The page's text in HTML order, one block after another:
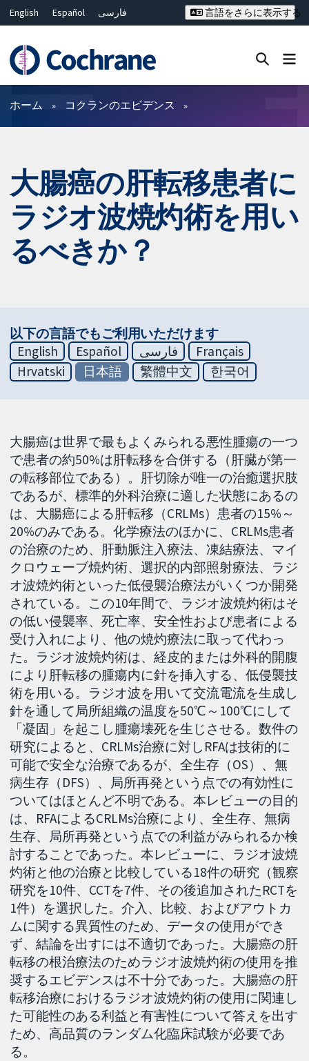
English Español
فارسی
Deutsch
Bahasa Malaysia
ไทย
繁體中文
简体中文
言語をさらに表示する
フィルター
ホーム コクランのエビデンス
大腸癌の肝転移患者に
ラジオ波焼灼術を用い
るべきか？
以下の言語でもご利用いただけます
English
Español فارسی
Français
Hrvatski
日本語 繁體中文 한국어
大腸癌は世界で最もよくみられる悪性腫瘍の一つ
で患者の約50%は肝転移を合併する（肝臓が第一
の転移部位である）。肝切除が唯一の治癒選択肢
であるが、標準的外科治療に適した状態にあるの
は、大腸癌による肝転移（CRLMs）患者の15%～
20%のみである。化学療法のほかに、CRLMs患者
の治療のため、肝動脈注入療法、凍結療法、マイ
クロウェーブ焼灼術、選択的内部照射療法、ラジ
オ波焼灼術といった低侵襲治療法がいくつか開発
されている。この10年間で、ラジオ波焼灼術はそ
の低い侵襲率、死亡率、安全性および患者による
受け入れにより、他の焼灼療法に取って代わっ
た。ラジオ波焼灼術は、経皮的または外科的開腹
により肝転移の腫瘍内に針を挿入する、低侵襲技
術を用いる。ラジオ波を用いて交流電流を生成し
針を通して局所組織の温度を50℃～100℃にして
「凝固」を起こし腫瘍壊死を生じさせる。数件の
研究によると、CRLMs治療に対しRFAは技術的に
可能で安全な治療であるが、全生存（OS）、無
病生存（DFS）、局所再発という点での有効性に
ついてはほとんど不明である。本レビューの目的
は、RFAによるCRLMs治療により、全生存、無病
生存、局所再発という点での利益がみられるか検
討することであった。本レビューに、ラジオ波焼
灼術と他の治療と比較している18件の研究（観察
研究を10件、CCTを7件、その後追加されたRCTを
1件）を選択した。介入、比較、およびアウトカ
ムに関する異質性のため、データの使用ができ
ず、結論を出すには不適切であった。大腸癌の肝
転移の根治療法のためラジオ波焼灼術の使用を推
奨するエビデンスは不十分であった。大腸癌の肝
転移治療におけるラジオ波焼灼術の使用に関連し
た可能性のある利益と有害性について答えを出す
ため、高品質のランダム化臨床試験が必要であ
る。